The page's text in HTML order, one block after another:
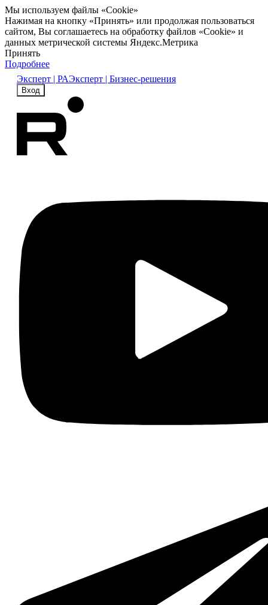
Мы используем файлы «Cookie»
Нажимая на кнопку «Принять» или продолжая пользоваться
сайтом, Вы соглашаетесь на обработку файлов «Cookie» и
данных метрической системы Яндекс.Метрика
Принять
Подробнее
Эксперт | РАЭксперт | Бизнес-решения
Вход